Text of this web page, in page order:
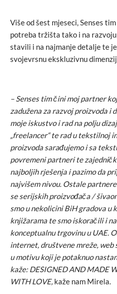
Više od šest mjeseci, Senses
potreba tržišta tako i na
stavili i na najmanje detalje te
svojevrsnu ekskluzivnu
– Senses tim čini moj partner
zadužena za razvoj proizvoda i
moje iskustvo i rad na polju
„freelancer“ te rad u tekstilnoj
proizvoda sarađujemo i sa
povremeni partneri te
najboljih rješenja i pazimo da
najvišem nivou. Ostale
se serijskih proizvođača /
smo u nekolicini BiH gradova u
knjižarama te smo iskoračili i
konceptualnu trgovinu u UAE.
internet, društvene mreže, web
u motivu koji je potaknuo
kaže: DESIGNED AND MADE
WITH LOVE, kaže nam Mirela.